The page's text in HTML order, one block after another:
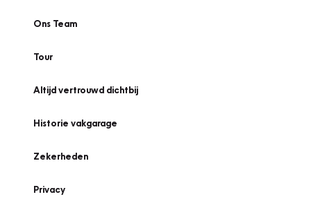
Ons Team
Tour
Altijd vertrouwd dichtbij
Historie vakgarage
Zekerheden
Privacy